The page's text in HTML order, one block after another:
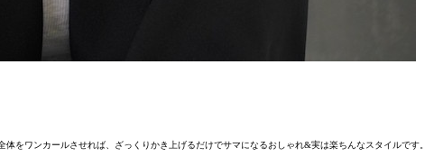
をワンカールさせれば、ざっくりかき上げるだけでサマになるおしゃれ&実は楽ちんなスタイルです。